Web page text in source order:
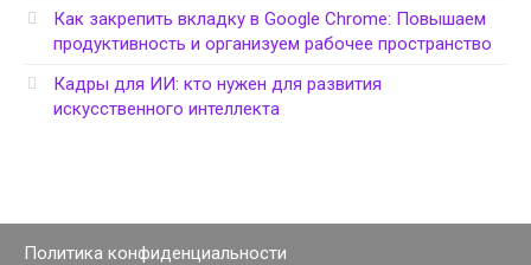
Как закрепить вкладку в Google Chrome: Повышаем
продуктивность и организуем рабочее пространство
Кадры для ИИ: кто нужен для развития
искусственного интеллекта
Политика конфиденциальности